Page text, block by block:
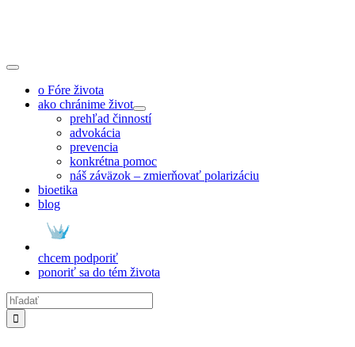
Toggle
Navigationo Fóre života
ako chránime život
prehľad činností
advokácia
prevencia
konkrétna pomoc
náš záväzok – zmierňovať polarizáciu
bioetika
blog
chcem podporiť
ponoriť sa do tém života
Hľadať: